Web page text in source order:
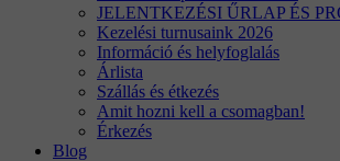
JELENTKEZÉSI ŰRLAP ÉS
Kezelési turnusaink 2026
Információ és helyfoglalás
Árlista
Szállás és étkezés
Amit hozni kell a csomagban!
Érkezés
Blog